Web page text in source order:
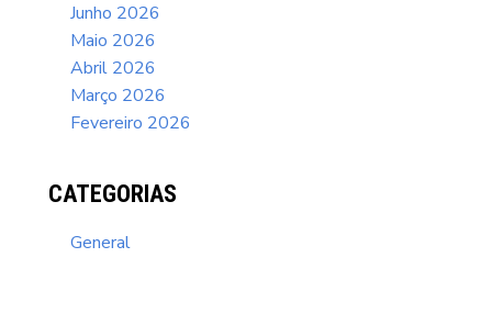
Junho 2026
Maio 2026
Abril 2026
Março 2026
Fevereiro 2026
CATEGORIAS
General